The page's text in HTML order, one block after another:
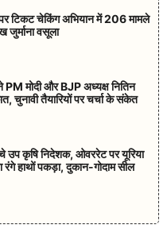
टिकट चेकिंग अभियान में 206 मामले
वसूला
PM मोदी और BJP अध्यक्ष नितिन
चुनावी तैयारियों पर चर्चा के संकेत
उप कृषि निदेशक, ओवररेट पर यूरिया
रंगे हाथों पकड़ा, दुकान-गोदाम सील